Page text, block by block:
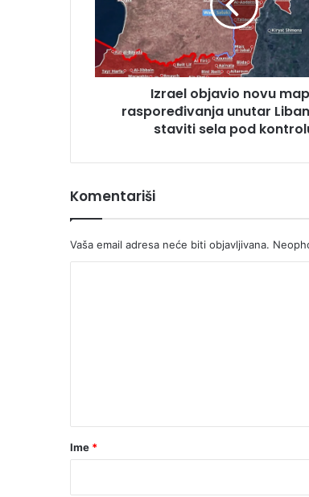
raspoređivanja
unutar
Libana,
želi
staviti
Izrael objavio novu
raspoređivanja unutar
staviti sela pod
Komentariši
Vaša email adresa neće biti objavljivana.
r
Ime *